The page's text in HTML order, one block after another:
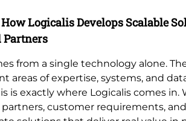
Logicalis Develops Scalable
Partners
from a single technology alone.
areas of expertise, systems, and
is exactly where Logicalis comes in.
customer requirements,